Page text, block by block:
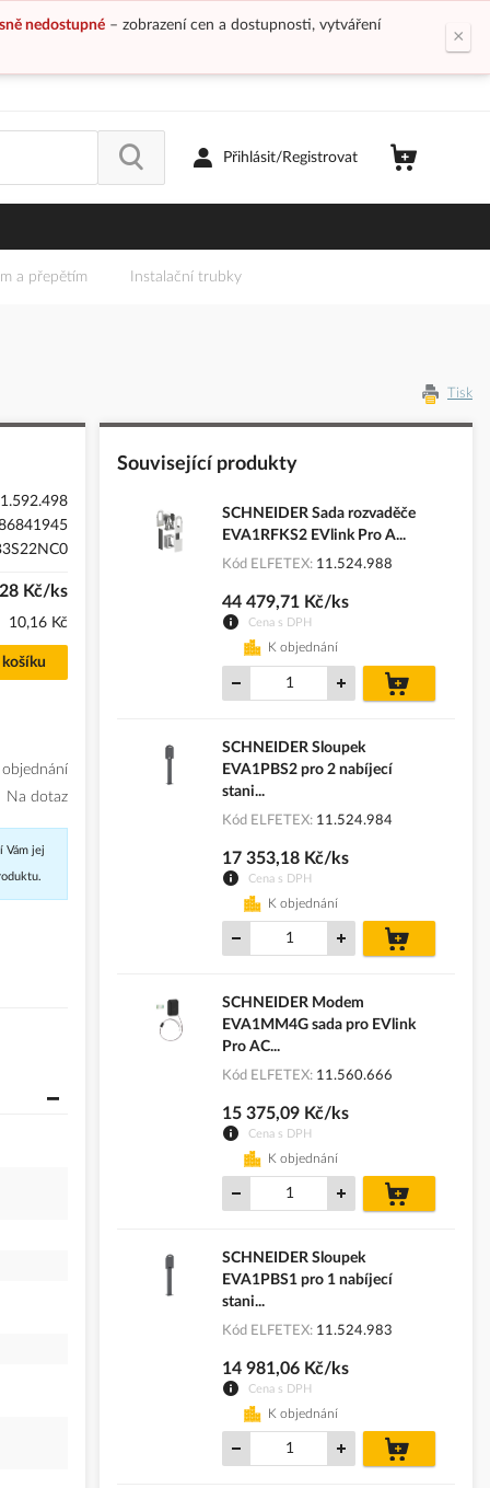
nedostupné– zobrazení cen a dostupnosti, vytváření
×
Přihlásit/Registrovat
a přepětím Instalační trubky
Tisk
Kč/ks
10,16 Kč
Na dotaz
Vám jej
Související produkty
SCHNEIDER Sada rozvaděče
EVA1RFKS2 EVlink Pro A...
Kód ELFETEX 11.524.988
Cena s DPH
44 479,71 Kč/ks
K objednání
košíku
SCHNEIDER Sloupek
EVA1PBS2 pro 2 nabíjecí
stani...
Kód ELFETEX 11.524.984
Cena s DPH
17 353,18 Kč/ks
K objednání
košíku
SCHNEIDER Modem
EVA1MM4G sada pro EVlink
Pro AC...
Kód ELFETEX 11.560.666
Cena s DPH
15 375,09 Kč/ks
K objednání
košíku
SCHNEIDER Sloupek
EVA1PBS1 pro 1 nabíjecí
stani...
Kód ELFETEX 11.524.983
Cena s DPH
14 981,06 Kč/ks
K objednání
košíku